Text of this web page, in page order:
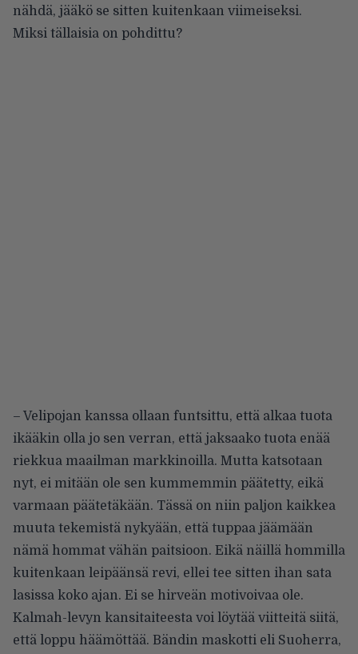
nähdä, jääkö se sitten kuitenkaan viimeiseksi.
Miksi tällaisia on pohdittu?
– Velipojan kanssa ollaan funtsittu, että alkaa tuota
ikääkin olla jo sen verran, että jaksaako tuota enää
riekkua maailman markkinoilla. Mutta katsotaan
nyt, ei mitään ole sen kummemmin päätetty, eikä
varmaan päätetäkään. Tässä on niin paljon kaikkea
muuta tekemistä nykyään, että tuppaa jäämään
nämä hommat vähän paitsioon. Eikä näillä hommilla
kuitenkaan leipäänsä revi, ellei tee sitten ihan sata
lasissa koko ajan. Ei se hirveän motivoivaa ole.
Kalmah-levyn kansitaiteesta voi löytää viitteitä siitä,
että loppu häämöttää. Bändin maskotti eli Suoherra,